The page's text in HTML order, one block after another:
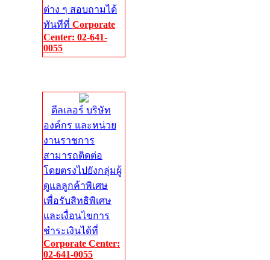
ต่าง ๆ สอบถามได้
ทันทีที่ Corporate
Center: 02-641-
0055
ดีลเลอร์ บริษัท
องค์กร และหน่วย
งานราชการ
สามารถติดต่อ
โดยตรงไปยังกลุ่มผู้
ดูแลลูกค้าพิเศษ
เพื่อรับสิทธิพิเศษ
และเงื่อนไขการ
ชำระเงินได้ที่
Corporate Center:
02-641-0055